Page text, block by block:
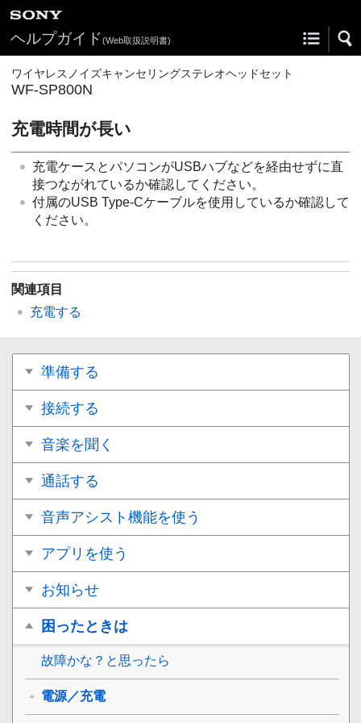
ヘルプガイド(Web取扱説明書)
ワイヤレスノイズキャンセリングステレオヘッドセット
WF-SP800N
充電時間が長い
充電ケースとパソコンがUSBハブなどを経由せずに直
接つながれているか確認してください。
付属のUSB Type-Cケーブルを使用しているか確認して
ください。
関連項目
充電する
準備する
接続する
音楽を聞く
通話する
音声アシスト機能を使う
アプリを使う
お知らせ
困ったときは
故障かな？と思ったら
電源／充電